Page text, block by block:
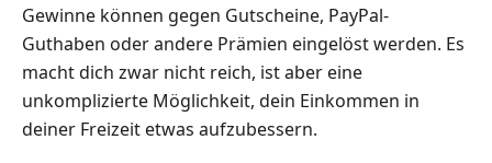
Gewinne können gegen Gutscheine, PayPal-
Guthaben oder andere Prämien eingelöst werden. Es
macht dich zwar nicht reich, ist aber eine
unkomplizierte Möglichkeit, dein Einkommen in
deiner Freizeit etwas aufzubessern.